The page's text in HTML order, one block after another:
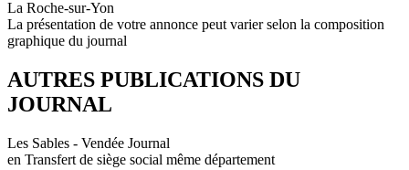
La Roche-sur-Yon
La présentation de votre annonce peut varier selon la composition
graphique du journal
AUTRES PUBLICATIONS DU
JOURNAL
Les Sables - Vendée Journal
en Transfert de siège social même département